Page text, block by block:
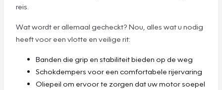
reis.
Wat wordt er allemaal gecheckt? Nou, alles wat u nodig
heeft voor een vlotte en veilige rit:
Banden die grip en stabiliteit bieden op de weg
Schokdempers voor een comfortabele rijervaring
Oliepeil om ervoor te zorgen dat uw motor soepel